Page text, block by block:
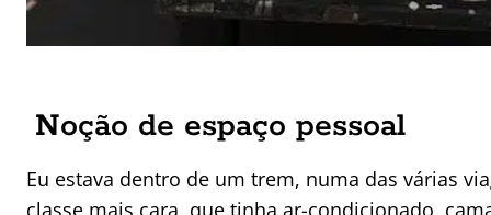
Noção de espaço pessoal
Eu estava dentro de um trem, numa das várias